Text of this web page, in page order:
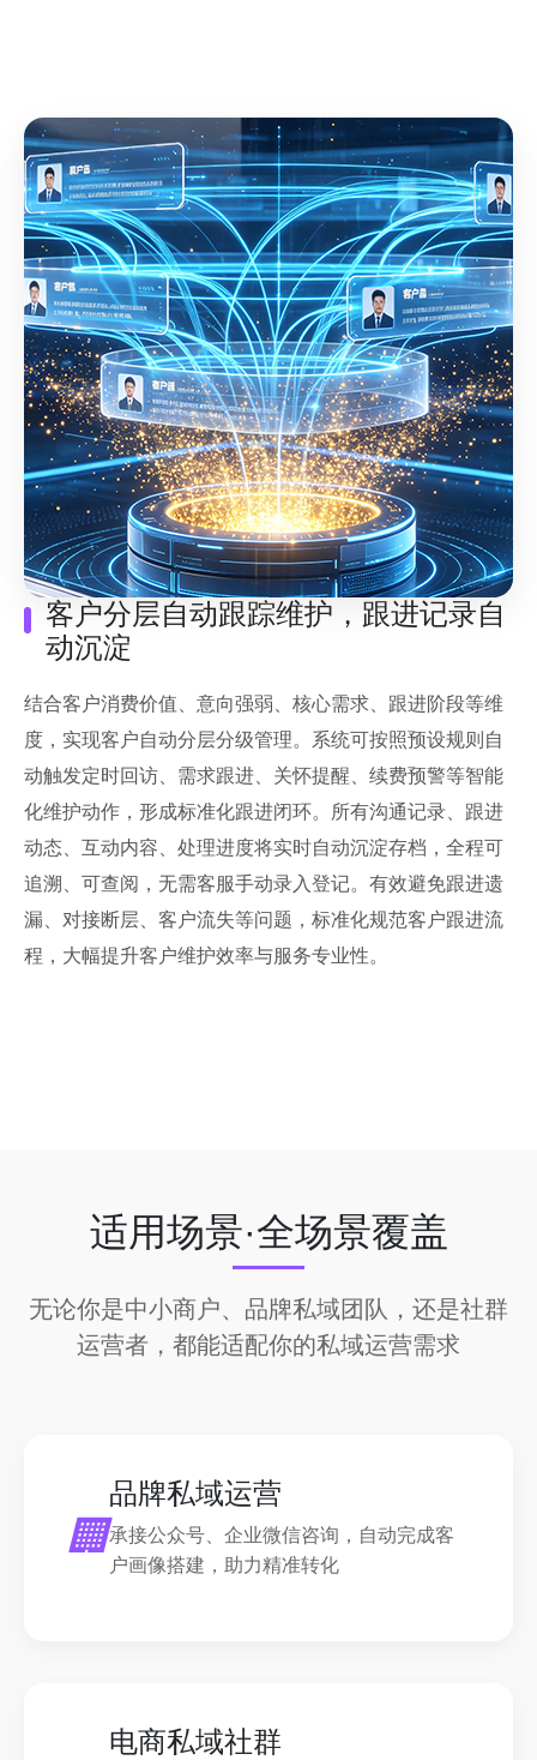
客户分层自动跟踪维护，跟进记录自
动沉淀
结合客户消费价值、意向强弱、核心需求、跟进阶段等维
度，实现客户自动分层分级管理。系统可按照预设规则自
动触发定时回访、需求跟进、关怀提醒、续费预警等智能
化维护动作，形成标准化跟进闭环。所有沟通记录、跟进
动态、互动内容、处理进度将实时自动沉淀存档，全程可
追溯、可查阅，无需客服手动录入登记。有效避免跟进遗
漏、对接断层、客户流失等问题，标准化规范客户跟进流
程，大幅提升客户维护效率与服务专业性。
适用场景·全场景覆盖
无论你是中小商户、品牌私域团队，还是社群
运营者，都能适配你的私域运营需求
🏢
品牌私域运营
承接公众号、企业微信咨询，自动完成客
户画像搭建，助力精准转化
电商私域社群